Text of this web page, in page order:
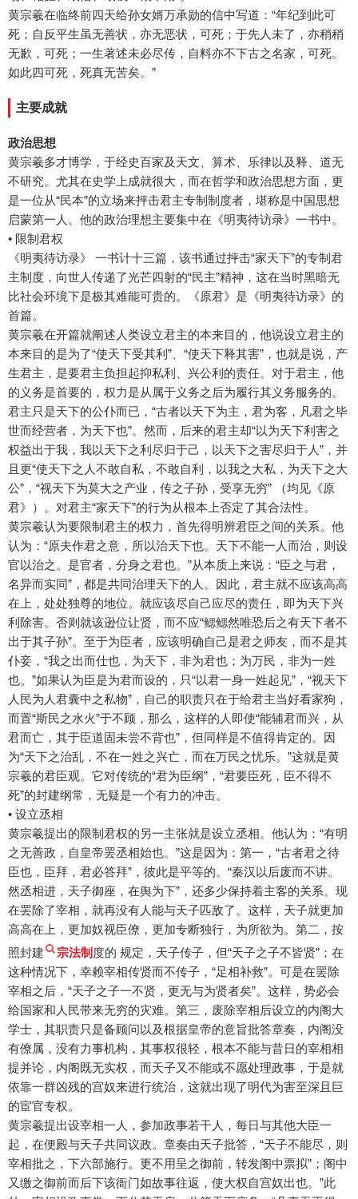
黄宗羲在临终前四天给孙女婿万承勋的信中写道：“年纪到此可
死；自反平生虽无善状，亦无恶状，可死；于先人未了，亦稍稍
无歉，可死；一生著述未必尽传，自料亦不下古之名家，可死。
如此四可死，死真无苦矣。”
主要成就
政治思想
黄宗羲多才博学，于经史百家及天文、算术、乐律以及释、道无
不研究。尤其在史学上成就很大，而在哲学和政治思想方面，更
是一位从“民本”的立场来抨击君主专制制度者，堪称是中国思想
启蒙第一人。他的政治理想主要集中在《明夷待访录》一书中。
• 限制君权
《明夷待访录》 一书计十三篇，该书通过抨击“家天下”的专制君
主制度，向世人传递了光芒四射的“民主”精神，这在当时黑暗无
比社会环境下是极其难能可贵的。《原君》是《明夷待访录》的
首篇。
黄宗羲在开篇就阐述人类设立君主的本来目的，他说设立君主的
本来目的是为了“使天下受其利”、“使天下释其害”，也就是说，产
生君主，是要君主负担起抑私利、兴公利的责任。对于君主，他
的义务是首要的，权力是从属于义务之后为履行其义务服务的。
君主只是天下的公仆而已，“古者以天下为主，君为客，凡君之毕
世而经营者，为天下也”。然而，后来的君主却“以为天下利害之
权益出于我，我以天下之利尽归于己，以天下之害尽归于人”，并
且更“使天下之人不敢自私，不敢自利，以我之大私，为天下之大
公”，“视天下为莫大之产业，传之子孙，受享无穷” （均见《原
君》）。对君主“家天下”的行为从根本上否定了其合法性。
黄宗羲认为要限制君主的权力，首先得明辨君臣之间的关系。他
认为：“原夫作君之意，所以治天下也。天下不能一人而治，则设
官以治之。是官者，分身之君也。”从本质上来说：“臣之与君，
名异而实同”，都是共同治理天下的人。因此，君主就不应该高高
在上，处处独尊的地位。就应该尽自己应尽的责任，即为天下兴
利除害。否则就该逊位让贤，而不应“鳃鳃然唯恐后之有天下者不
出于其子孙”。至于为臣者，应该明确自己是君之师友，而不是其
仆妾，“我之出而仕也，为天下，非为君也；为万民，非为一姓
也。”如果认为臣是为君而设的，只“以君一身一姓起见”，“视天下
人民为人君囊中之私物”，自己的职责只在于给君主当好看家狗，
而置“斯民之水火”于不顾，那么，这样的人即使“能辅君而兴，从
君而亡，其于臣道固未尝不背也”，但同样是不值得肯定的。因
为“天下之治乱，不在一姓之兴亡，而在万民之忧乐。”这就是黄
宗羲的君臣观。它对传统的“君为臣纲”，“君要臣死，臣不得不
死”的封建纲常，无疑是一个有力的冲击。
• 设立丞相
黄宗羲提出的限制君权的另一主张就是设立丞相。他认为：“有明
之无善政，自皇帝罢丞相始也。”这是因为：第一，“古者君之待
臣也，臣拜，君必答拜”，彼此是平等的。“秦汉以后废而不讲。
然丞相进，天子御座，在舆为下”，还多少保持着主客的关系。现
在罢除了宰相，就再没有人能与天子匹敌了。这样，天子就更加
高高在上，更加奴视臣僚，更加专断独行，为所欲为。第二，按
照封建
宗法制 度的 规定，天子传子，但“天子之子不皆贤”；在
这种情况下，幸赖宰相传贤而不传子，“足相补救”。可是在罢除
宰相之后，“天子之子一不贤，更无与为贤者矣”。这样，势必会
给国家和人民带来无穷的灾难。第三，废除宰相后设立的内阁大
学士，其职责只是备顾问以及根据皇帝的意旨批答章奏，内阁没
有僚属，没有力事机构，其事权很轻，根本不能与昔日的宰相相
提并论，内阁既无实权，而天子又不能或不愿处理政事，于是就
依靠一群凶残的宫奴来进行统治，这就出现了明代为害至深且巨
的宦官专权。
黄宗羲提出设宰相一人，参加政事若干人，每日与其他大臣一
起，在便殿与天子共同议政。章奏由天子批答，“天子不能尽，则
宰相批之，下六部施行。更不用呈之御前，转发阁中票拟”；阁中
又缴之御前而后下该衙门如故事往返，使大权自宫奴出也。”此